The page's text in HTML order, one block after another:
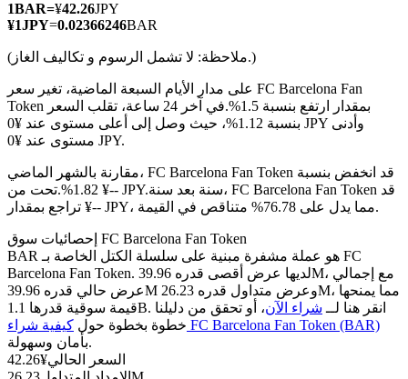
العقود الآجلة باستخدام USDC كضمان
نسخ التداول
1BAR=¥42.26JPY
¥1JPY=0.02366246BAR
(ملاحظة: لا تشمل الرسوم و تكاليف الغاز.)
على مدار الأيام السبعة الماضية، تغير سعر FC Barcelona Fan
Token بمقدار ارتفع بنسبة 1.5%.
في آخر 24 ساعة، تقلب السعر
بنسبة 1.12%، حيث وصل إلى أعلى مستوى عند ¥0 JPY وأدنى
مستوى عند ¥0 JPY.
مقارنة بالشهر الماضي، FC Barcelona Fan Token قد انخفض بنسبة
1.82%.تحت من ¥-- JPY.سنة بعد سنة، FC Barcelona Fan Token قد
تراجع بمقدار ¥-- JPY، مما يدل على 76.78% متناقص في القيمة.
إحصائيات سوق FC Barcelona Fan Token
BAR هو عملة مشفرة مبنية على سلسلة الكتل الخاصة بـ FC
Barcelona Fan Token. لديها عرض أقصى قدره 39.96M، مع إجمالي
عرض حالي قدره 39.96M وعرض متداول قدره 26.23M، مما يمنحها
قيمة سوقية قدرها 1.1B. انقر هنا لــ شراء الآن، أو تحقق من دليلنا
خطوة بخطوة حول كيفية شراء FC Barcelona Fan Token (BAR)
بأمان وسهولة.
السعر الحالي¥
42.26